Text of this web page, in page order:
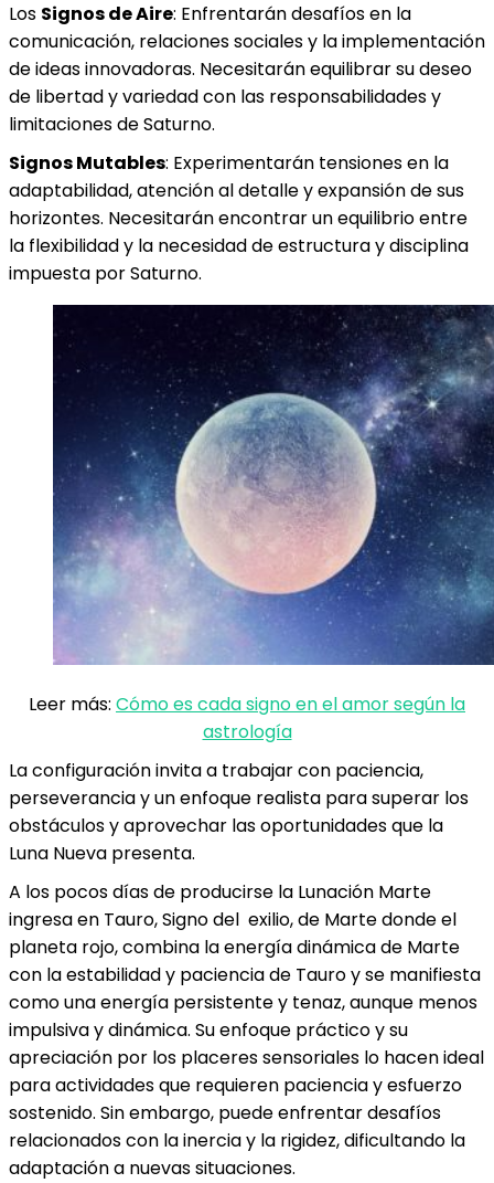
Los Signos de Aire: Enfrentarán desafíos en la
comunicación, relaciones sociales y la implementación
de ideas innovadoras. Necesitarán equilibrar su deseo
de libertad y variedad con las responsabilidades y
limitaciones de Saturno.
Signos Mutables: Experimentarán tensiones en la
adaptabilidad, atención al detalle y expansión de sus
horizontes. Necesitarán encontrar un equilibrio entre
la flexibilidad y la necesidad de estructura y disciplina
impuesta por Saturno.
Leer más: Cómo es cada signo en el amor según la
astrología
La configuración invita a trabajar con paciencia,
perseverancia y un enfoque realista para superar los
obstáculos y aprovechar las oportunidades que la
Luna Nueva presenta.
A los pocos días de producirse la Lunación Marte
ingresa en Tauro, Signo del exilio, de Marte donde el
planeta rojo, combina la energía dinámica de Marte
con la estabilidad y paciencia de Tauro y se manifiesta
como una energía persistente y tenaz, aunque menos
impulsiva y dinámica. Su enfoque práctico y su
apreciación por los placeres sensoriales lo hacen ideal
para actividades que requieren paciencia y esfuerzo
sostenido. Sin embargo, puede enfrentar desafíos
relacionados con la inercia y la rigidez, dificultando la
adaptación a nuevas situaciones.